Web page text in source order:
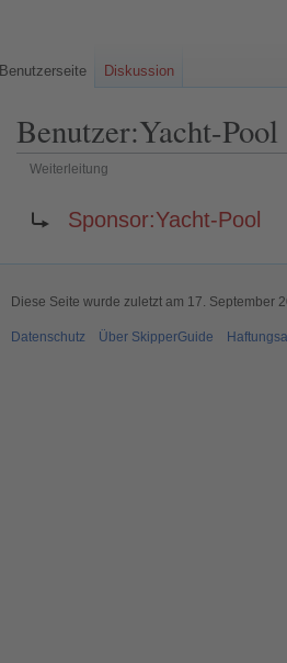
Benutzer:Yacht-Pool
Weiterleitung
Navigation
Suche
Sponsor:Yacht-Pool
Benutzerseite Diskussion
Diese Seite wurde zuletzt am 17. September
Datenschutz Über SkipperGuide